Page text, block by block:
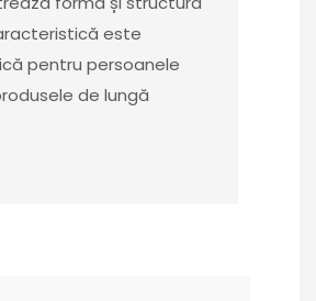
este
pentru persoanele
de lungă